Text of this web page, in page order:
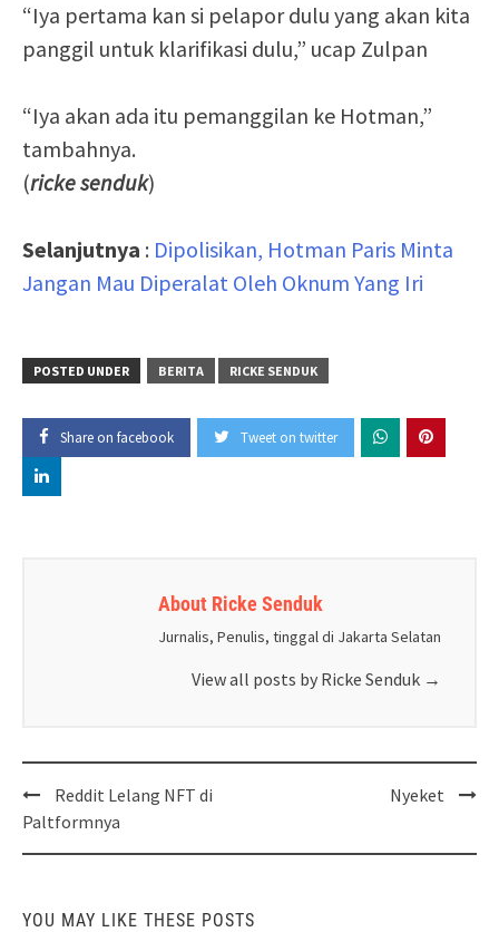
“Iya pertama kan si pelapor dulu yang akan kita
panggil untuk klarifikasi dulu,” ucap Zulpan
“Iya akan ada itu pemanggilan ke Hotman,”
tambahnya.
(ricke senduk)
Selanjutnya : Dipolisikan, Hotman Paris Minta
Jangan Mau Diperalat Oleh Oknum Yang Iri
POSTED UNDER BERITA RICKE SENDUK
Share on facebook Tweet on twitter
About Ricke Senduk
Jurnalis, Penulis, tinggal di Jakarta Selatan
View all posts by Ricke Senduk →
Post
navigation
Reddit Lelang NFT di
Paltformnya
Nyeket
YOU MAY LIKE THESE POSTS